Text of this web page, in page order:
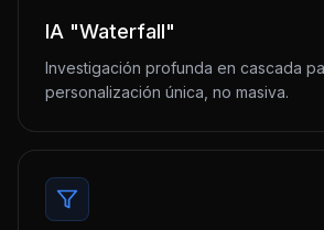
IA "Waterfall"
Investigación profunda en cascada
personalización única, no masiva.